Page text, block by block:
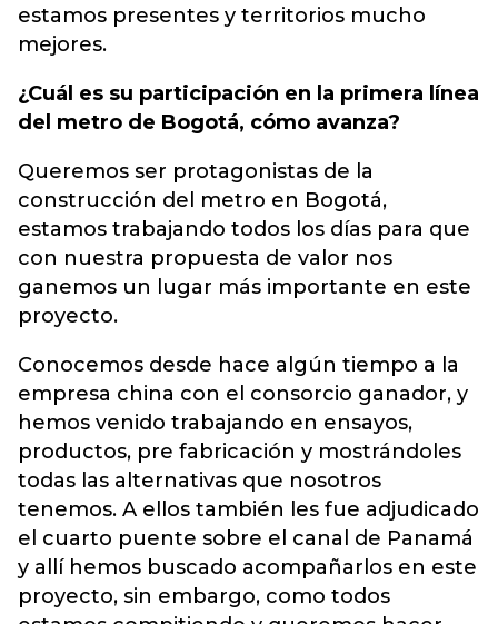
estamos presentes y territorios mucho
mejores.
¿Cuál es su participación en la primera línea
del metro de Bogotá, cómo avanza?
Queremos ser protagonistas de la
construcción del metro en Bogotá,
estamos trabajando todos los días para que
con nuestra propuesta de valor nos
ganemos un lugar más importante en este
proyecto.
Conocemos desde hace algún tiempo a la
empresa china con el consorcio ganador, y
hemos venido trabajando en ensayos,
productos, pre fabricación y mostrándoles
todas las alternativas que nosotros
tenemos. A ellos también les fue adjudicado
el cuarto puente sobre el canal de Panamá
y allí hemos buscado acompañarlos en este
proyecto, sin embargo, como todos